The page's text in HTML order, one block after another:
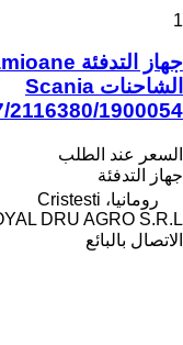
1
الشاحنات Scania
2116380/1900054
السعر عند الطلب
جهاز التدفئة
رومانيا، Cristesti
DRU AGRO S.R.L.
الاتصال بالبائع